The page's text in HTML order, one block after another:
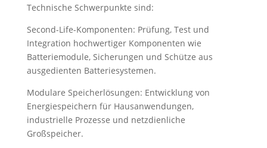
Technische Schwerpunkte sind:
Second-Life-Komponenten: Prüfung, Test und
Integration hochwertiger Komponenten wie
Batteriemodule, Sicherungen und Schütze aus
ausgedienten Batteriesystemen.
Modulare Speicherlösungen: Entwicklung von
Energiespeichern für Hausanwendungen,
industrielle Prozesse und netzdienliche
Großspeicher.